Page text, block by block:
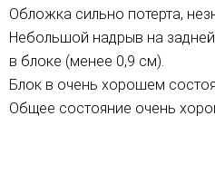
Обложка сильно потерта,
Небольшой надрыв на
в блоке (менее 0,9 см).
Блок в очень хорошем
Общее состояние очень